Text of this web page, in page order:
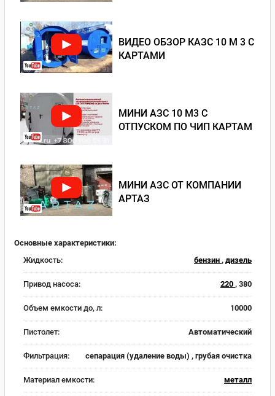
ВИДЕО ОБЗОР КАЗС 10 М 3 С
КАРТАМИ
МИНИ АЗС 10 М3 С
ОТПУСКОМ ПО ЧИП КАРТАМ
МИНИ АЗС ОТ КОМПАНИИ
АРТАЗ
Основные характеристики:
Жидкость:
бензин , дизель
Привод насоса: 220 , 380
Объем емкости до, л: 10000
Пистолет: Автоматический
Фильтрация: сепарация (удаление воды) , грубая очистка
Материал емкости: металл